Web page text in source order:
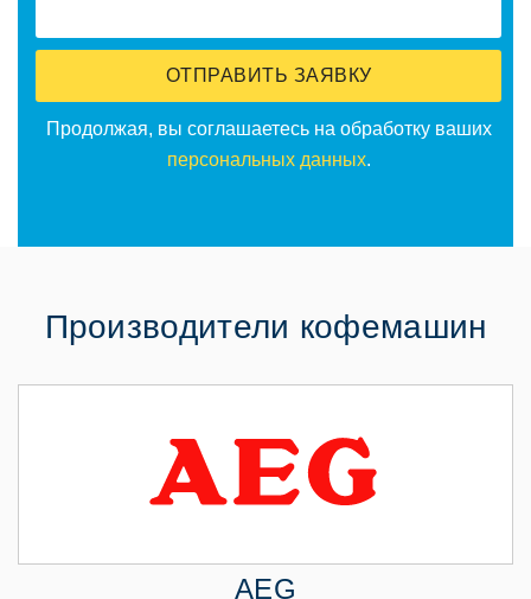
ОТПРАВИТЬ ЗАЯВКУ
Продолжая, вы соглашаетесь на обработку ваших
персональных данных.
Производители кофемашин
AEG